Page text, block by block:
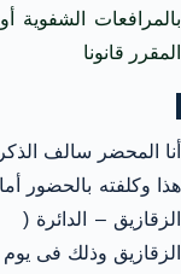
بالمرافعات الشفوية
المقرر قانونا
أنا المحضر سالف
هذا وكلفته بالحضور
الزقازيق – الدائرة